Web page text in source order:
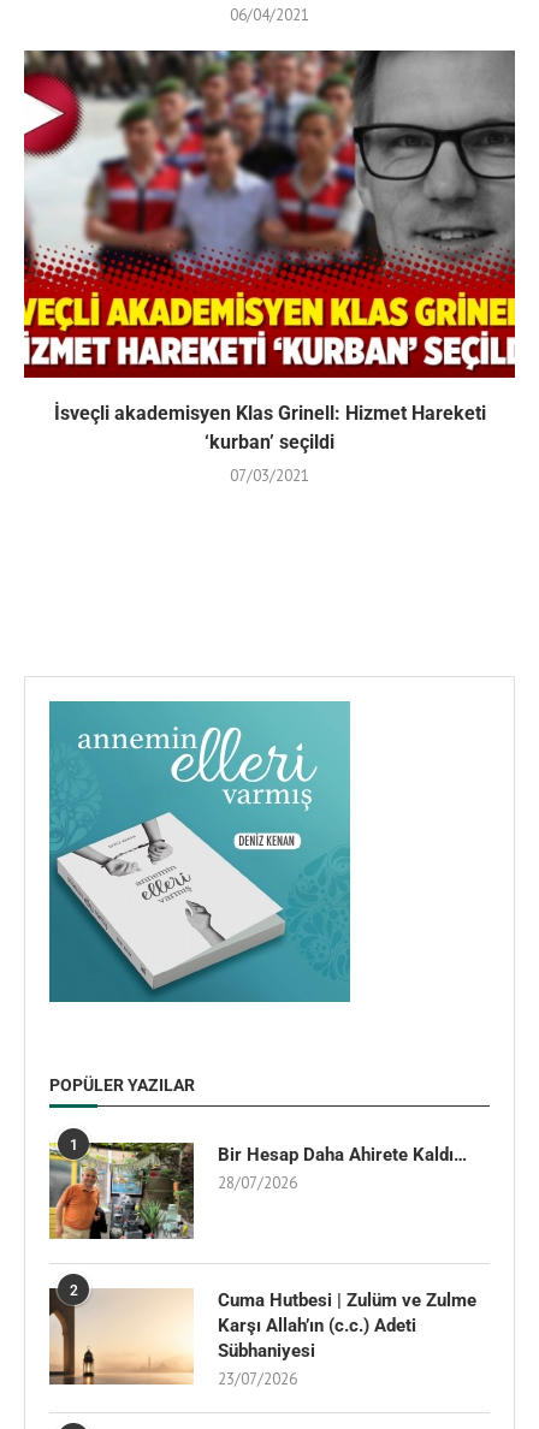
06/04/2021
İsveçli akademisyen Klas Grinell: Hizmet Hareketi
‘kurban’ seçildi
07/03/2021
POPÜLER YAZILAR
1 Bir Hesap Daha Ahirete Kaldı…
28/07/2026
2
Cuma Hutbesi | Zulüm ve Zulme
Karşı Allah’ın (c.c.) Adeti
Sübhaniyesi
23/07/2026